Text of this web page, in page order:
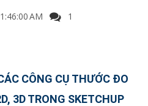
AM 1
CÔNG CỤ THƯỚC ĐO
3D TRONG SKETCHUP